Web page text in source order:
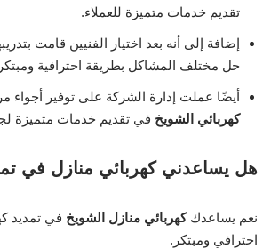
تقديم خدمات متميزة للعملاء.
إضافة إلى أنه بعد اختيار الفنيين قامت
حل مختلف المشاكل بطريقة احترافية
أيضًا عملت إدارة الشركة على توفير أجواء
كهربائي الشويخ في تقديم خدمات متميزة
هل يساعدني كهربائي منازل في
نعم يساعدككهربائي منازل الشويخ في تمديد
احترافي ومبتكر.